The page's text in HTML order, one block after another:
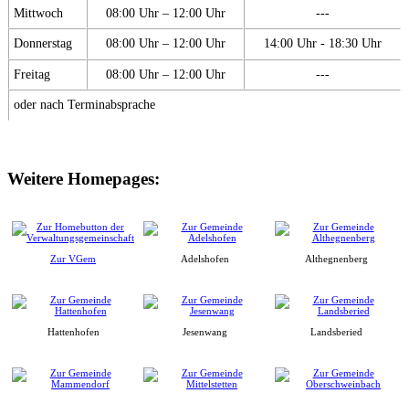
Mittwoch 08:00 Uhr – 12:00 Uhr ---
Donnerstag 08:00 Uhr – 12:00 Uhr 14:00 Uhr - 18:30 Uhr
Freitag 08:00 Uhr – 12:00 Uhr ---
oder nach Terminabsprache
Weitere Homepages:
Zur VGem Adelshofen Althegnenberg
Hattenhofen Jesenwang Landsberied